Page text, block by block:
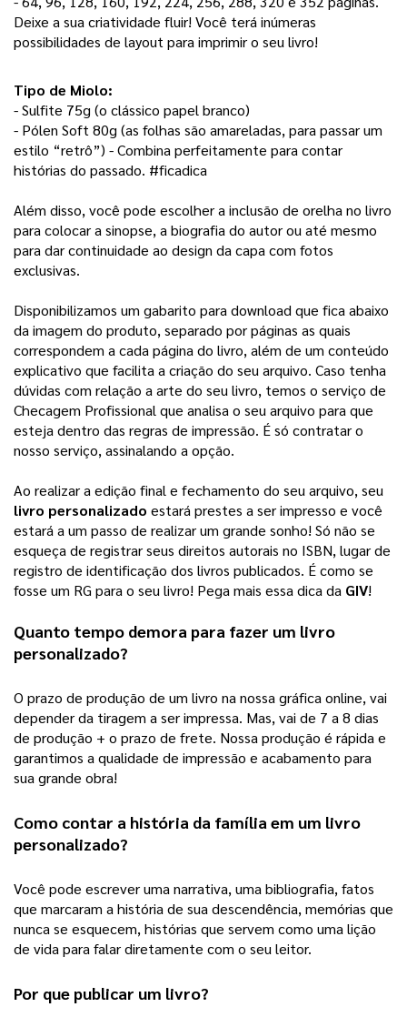
Deixe a sua criatividade fluir! Você terá inúmeras
possibilidades de layout para imprimir o seu livro!
Tipo de Miolo:
- Sulfite 75g (o clássico papel branco)
- Pólen Soft 80g (as folhas são amareladas, para passar um
estilo “retrô”) - Combina perfeitamente para contar
histórias do passado. #ficadica
Além disso, você pode escolher a inclusão de orelha no livro
para colocar a sinopse, a biografia do autor ou até mesmo
para dar continuidade ao design da capa com fotos
exclusivas.
Disponibilizamos um gabarito para download que fica abaixo
da imagem do produto, separado por páginas as quais
correspondem a cada página do livro, além de um conteúdo
explicativo que facilita a criação do seu arquivo. Caso tenha
dúvidas com relação a arte do seu livro, temos o serviço de
Checagem Profissional que analisa o seu arquivo para que
esteja dentro das regras de impressão. É só contratar o
nosso serviço, assinalando a opção.
livro personalizado estará prestes a ser impresso e você
estará a um passo de realizar um grande sonho! Só não se
esqueça de registrar seus direitos autorais no ISBN, lugar de
registro de identificação dos livros publicados. É como se
fosse um RG para o seu livro! Pega mais essa dica da GIV!
Quanto tempo demora para fazer um livro
personalizado?
O prazo de produção de um livro na nossa gráfica online, vai
depender da tiragem a ser impressa. Mas, vai de 7 a 8 dias
de produção + o prazo de frete. Nossa produção é rápida e
garantimos a qualidade de impressão e acabamento para
sua grande obra!
Como contar a história da família em um livro
personalizado?
Você pode escrever uma narrativa, uma bibliografia, fatos
que marcaram a história de sua descendência, memórias que
nunca se esquecem, histórias que servem como uma lição
de vida para falar diretamente com o seu leitor.
Por que publicar um livro?